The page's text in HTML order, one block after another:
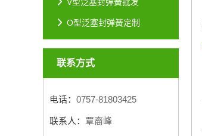
O型泛塞封弹簧定制
联系方式
电话： 0757-81803425
联系人： 覃裔峰